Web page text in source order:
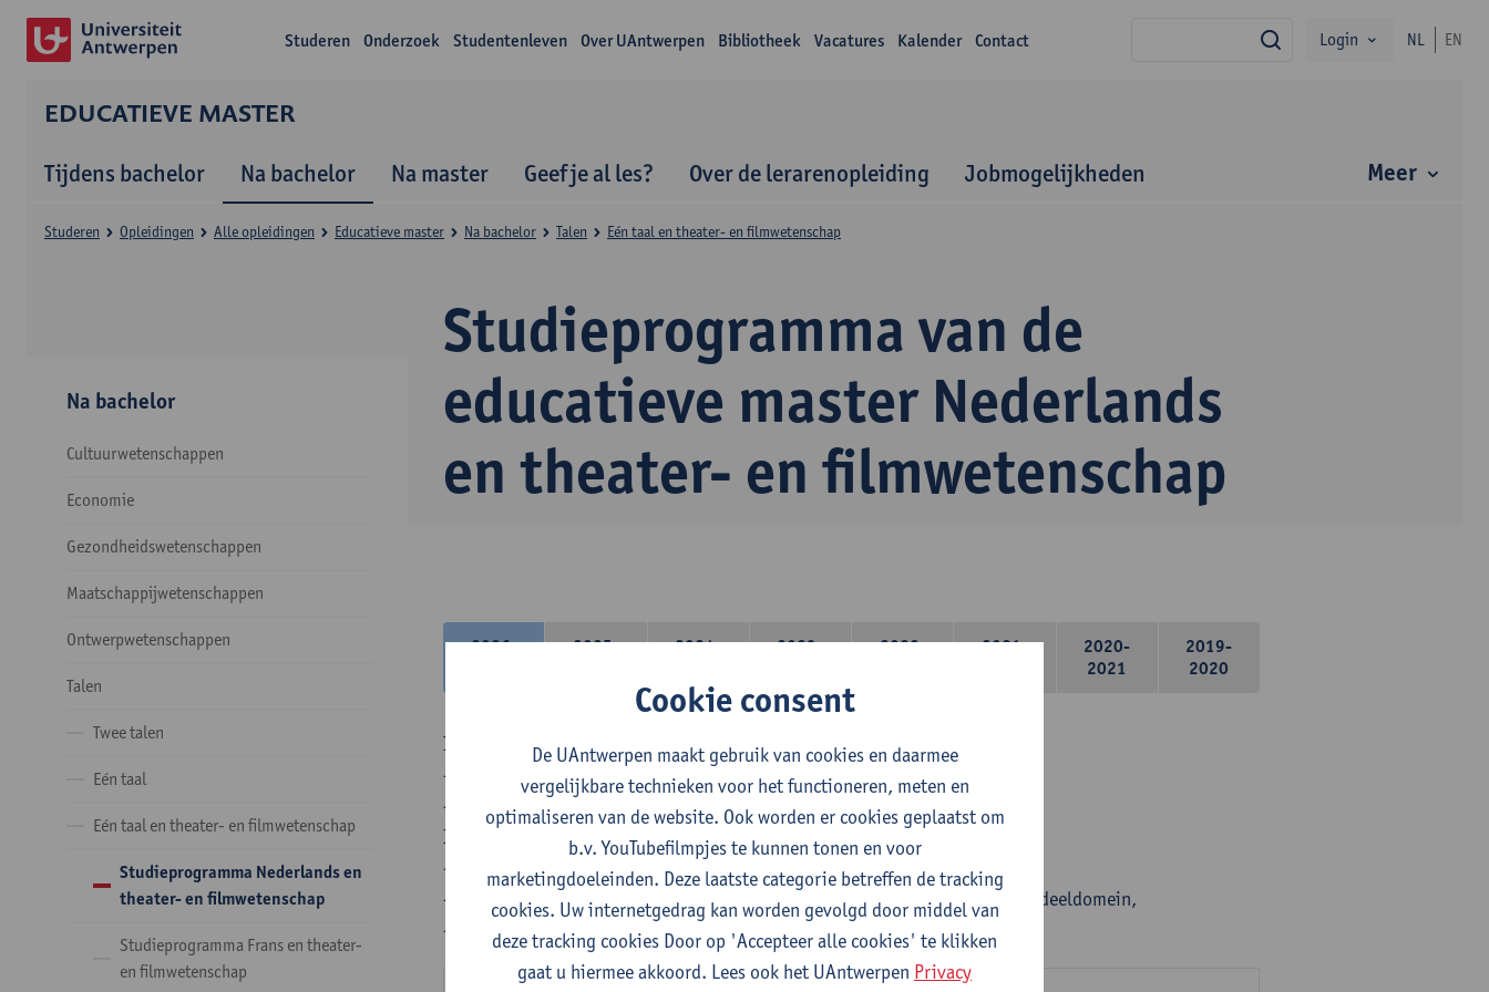
Studeren Onderzoek Studentenleven Over UAntwerpen Bibliotheek Vacatures Kalender Contact zoekLogin NL EN
EDUCATIEVE MASTER
Tijdens bachelor Na bachelor Na master Geef je al les? Over de lerarenopleiding Jobmogelijkheden Meer
Studieprogramma van de
educatieve master Nederlands
en theater- en filmwetenschap
Studeren Opleidingen Alle opleidingen Educatieve master Na bachelor Talen Eén taal en theater- en filmwetenschap
Na bachelor
Cultuurwetenschappen
Economie
Gezondheidswetenschappen
Maatschappijwetenschappen
Ontwerpwetenschappen
Talen
Twee talen
Eén taal
Eén taal en theater- en filmwetenschap
Studieprogramma Nederlands en
theater- en filmwetenschap
Studieprogramma Frans en theater-
en filmwetenschap
2026-
2025-
2024-
2023-
2022-
2021-
2020-
2021
2019-
2020
In de lerarencomponent heb je volgende keuze :
- Optie A : je kiest twee vakdidactieken
- Optie B: je kiest één vakdidactiek en een profilering
In de domeincomponent neem je 60 studiepunten op:
- 1 verplicht algemeen opleidingsonderdeel van 6 studiepunten,
- 24 of 30 studiepunten Nederlands en telkens minimum 6 studiepunten per deeldomein,
- 24 of 30 studiepunten theater- en filmwetenschap.
Cookie consent
De UAntwerpen maakt gebruik van cookies en daarmee
vergelijkbare technieken voor het functioneren, meten en
optimaliseren van de website. Ook worden er cookies geplaatst om
b.v. YouTubefilmpjes te kunnen tonen en voor
marketingdoeleinden. Deze laatste categorie betreffen de tracking
cookies. Uw internetgedrag kan worden gevolgd door middel van
deze tracking cookies Door op 'Accepteer alle cookies' te klikken
gaat u hiermee akkoord. Lees ook het UAntwerpen Privacy